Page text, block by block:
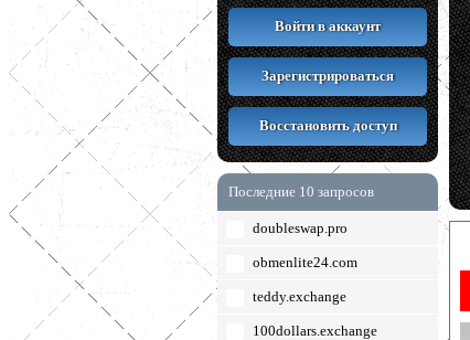
Войти в аккаунт
Зарегистрироваться
Восстановить доступ
Последние 10 запросов
doubleswap.pro
obmenlite24.com
teddy.exchange
100dollars.exchange